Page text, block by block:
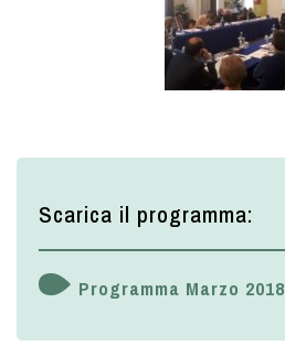
Scarica il programma:
Programma Marzo 2018